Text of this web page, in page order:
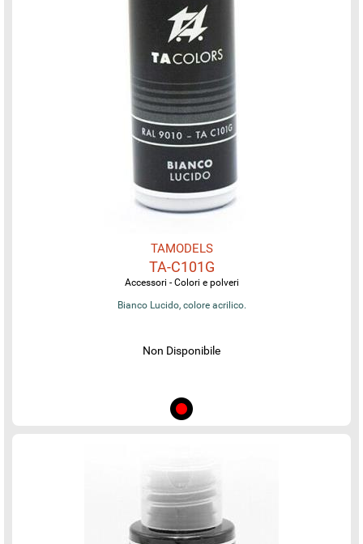
TAMODELS
TA-C101G
Accessori - Colori e polveri
Bianco Lucido, colore acrilico.
Non Disponibile